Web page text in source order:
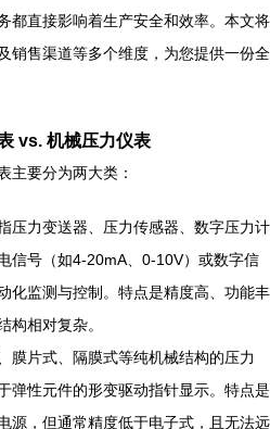
都直接影响着生产安全和效率。本文将
销售渠道等多个维度，为您提供一份全
vs. 机械压力仪表
主要分为两大类：
压力变送器、压力传感器、数字压力计
信号（如4-20mA、0-10V）或数字信
化监测与控制。特点是精度高、功能丰
构相对复杂。
膜片式、隔膜式等纯机械结构的压力
弹性元件的形变驱动指针显示。特点是
源，但通常精度低于电子式，且无法远